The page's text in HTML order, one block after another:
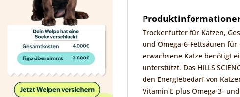
Trockenfutter für Katzen,
und Omega-6-Fettsäuren
erwachsene Katze benötigt
unterstützt. Das HILLS
den Energiebedarf von
Vitamin E plus Omega-3-